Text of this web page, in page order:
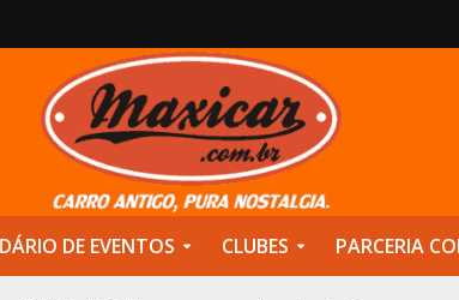
DE EVENTOS CLUBES PARCERIA